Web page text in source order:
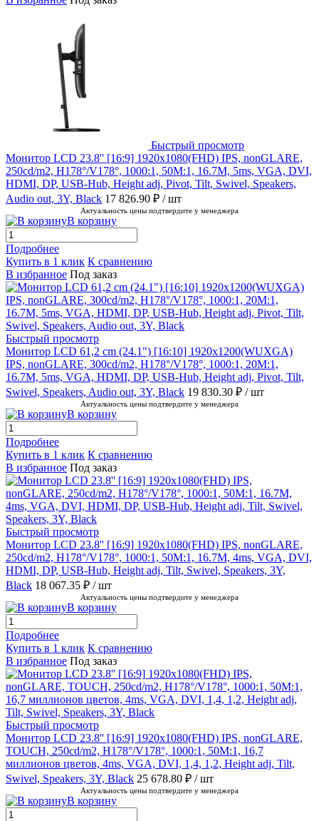
Быстрый просмотр
Монитор LCD 23.8'' [16:9] 1920х1080(FHD) IPS, nonGLARE,
250cd/m2, H178°/V178°, 1000:1, 50M:1, 16.7M, 5ms, VGA, DVI,
HDMI, DP, USB-Hub, Height adj, Pivot, Tilt, Swivel, Speakers,
Audio out, 3Y, Black 17 826.90 ₽ / шт
Актуальность цены подтвердите у менеджера
В корзину
Подробнее
Купить в 1 клик К сравнению
В избранное Под заказ
Быстрый просмотр
Монитор LCD 61,2 cm (24.1") [16:10] 1920х1200(WUXGA)
IPS, nonGLARE, 300cd/m2, H178°/V178°, 1000:1, 20M:1,
16.7M, 5ms, VGA, HDMI, DP, USB-Hub, Height adj, Pivot, Tilt,
Swivel, Speakers, Audio out, 3Y, Black 19 830.30 ₽ / шт
Актуальность цены подтвердите у менеджера
В корзину
Подробнее
Купить в 1 клик К сравнению
В избранное Под заказ
Быстрый просмотр
Монитор LCD 23.8'' [16:9] 1920х1080(FHD) IPS, nonGLARE,
250cd/m2, H178°/V178°, 1000:1, 50M:1, 16.7M, 4ms, VGA, DVI,
HDMI, DP, USB-Hub, Height adj, Tilt, Swivel, Speakers, 3Y,
Black 18 067.35 ₽ / шт
Актуальность цены подтвердите у менеджера
В корзину
Подробнее
Купить в 1 клик К сравнению
В избранное Под заказ
Быстрый просмотр
Монитор LCD 23.8'' [16:9] 1920х1080(FHD) IPS, nonGLARE,
TOUCH, 250cd/m2, H178°/V178°, 1000:1, 50M:1, 16,7
миллионов цветов, 4ms, VGA, DVI, 1,4, 1,2, Height adj, Tilt,
Swivel, Speakers, 3Y, Black 25 678.80 ₽ / шт
Актуальность цены подтвердите у менеджера
В корзину